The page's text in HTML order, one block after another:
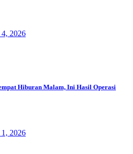
2026
Hiburan Malam, Ini Hasil Operasi
2026